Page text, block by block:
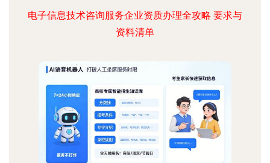
电子信息技术咨询服务企业资质办理全攻略 要求与
资料清单